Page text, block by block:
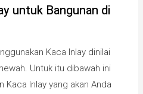
untuk Bangunan di
Kaca Inlay dinilai
Untuk itu dibawah ini
Inlay yang akan Anda